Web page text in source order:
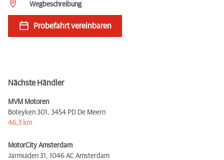
Wegbeschreibung
Probefahrt vereinbaren
Nächste Händler
MVM Motoren
Boteyken 301, 3454 PD De Meern
46,3 km
MotorCity Amsterdam
Jarmuiden 31, 1046 AC Amsterdam